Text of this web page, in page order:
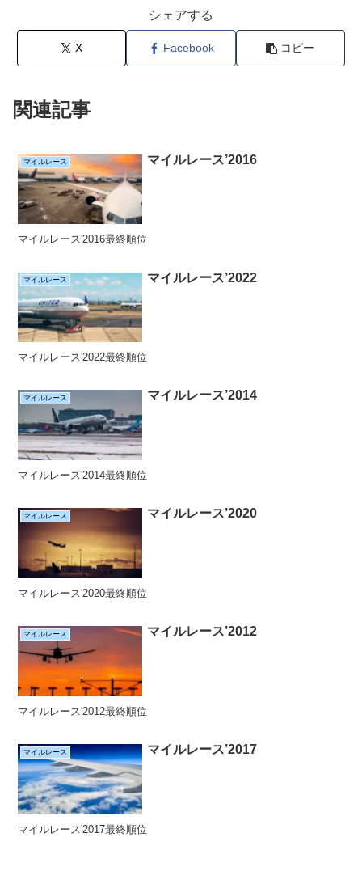
シェアする
X Facebook コピー
関連記事
マイルレース マイルレース’2016
マイルレース'2016最終順位
マイルレース マイルレース’2022
マイルレース'2022最終順位
マイルレース マイルレース’2014
マイルレース'2014最終順位
マイルレース マイルレース’2020
マイルレース'2020最終順位
マイルレース マイルレース’2012
マイルレース'2012最終順位
マイルレース マイルレース’2017
マイルレース'2017最終順位